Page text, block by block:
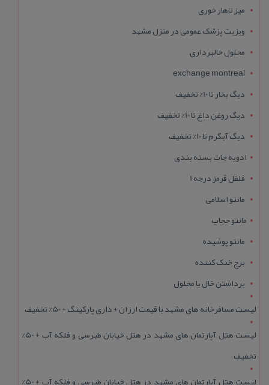
میز ناهار خوری
ویزیت پزشک عمومی در منزل مشهد
محلول خالبرداری
exchange montreal
دیگ بخار تا 10% تخفیف
دیگ روغن داغ تا 10% تخفیف
دیگ آبگرم تا 10% تخفیف
ادویه جات بسته بندی
فلفل قرمز درجه 1
مانتو اسلامی
مانتو حجاب
مانتو پوشیده
برج خنک کننده
برداشتن خال با محلول
لیست مسافرخانه های مشهد با قیمت ارزان + داری پارکینگ + 50% تخفیف
لیست هتل آپارتمان های مشهد در هتل خیابان طبرسی و فلکه آب + 50%
تخفیف
لیست هتل آپارتمان های مشهد در هتل خیابان طبرسی و فلکه آب + 50%